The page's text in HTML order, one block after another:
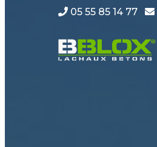
05 55 85 14 77